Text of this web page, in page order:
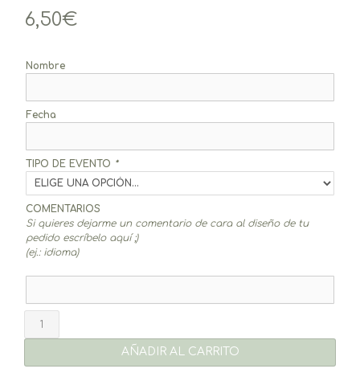
6,50€
Nombre
Fecha
TIPO DE EVENTO *
COMENTARIOS
Si quieres dejarme un comentario de cara al diseño de tu
pedido escríbelo aquí ;)
(ej.: idioma)
4,5cm
AÑADIR AL CARRITO